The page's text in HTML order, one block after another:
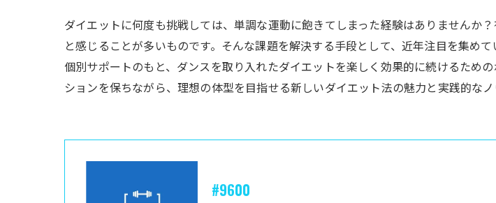
ダイエットに何度も挑戦しては、単調な運動に飽きてしまった経験はありませんか
と感じることが多いものです。そんな課題を解決する手段として、近年注目を集め
個別サポートのもと、ダンスを取り入れたダイエットを楽しく効果的に続けるため
ションを保ちながら、理想の体型を目指せる新しいダイエット法の魅力と実践的なノ
#9600